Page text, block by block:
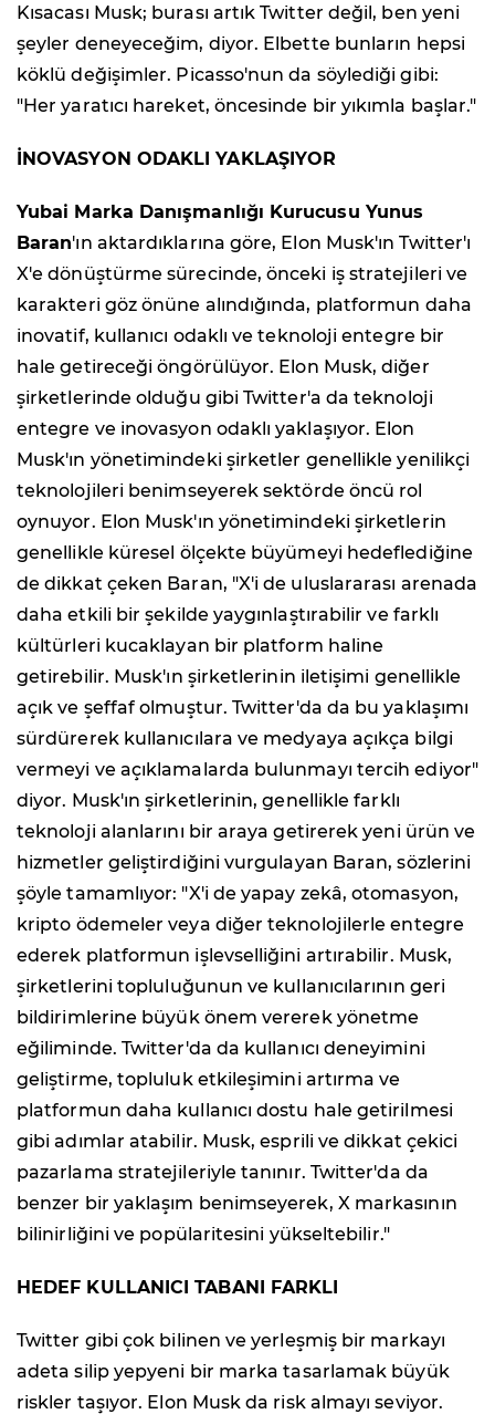
Kısacası Musk; burası artık Twitter değil, ben yeni
şeyler deneyeceğim, diyor. Elbette bunların hepsi
köklü değişimler. Picasso'nun da söylediği gibi:
"Her yaratıcı hareket, öncesinde bir yıkımla başlar."
İNOVASYON ODAKLI YAKLAŞIYOR
Yubai Marka Danışmanlığı Kurucusu Yunus
Baran'ın aktardıklarına göre, Elon Musk'ın Twitter'ı
X'e dönüştürme sürecinde, önceki iş stratejileri ve
karakteri göz önüne alındığında, platformun daha
inovatif, kullanıcı odaklı ve teknoloji entegre bir
hale getireceği öngörülüyor. Elon Musk, diğer
şirketlerinde olduğu gibi Twitter'a da teknoloji
entegre ve inovasyon odaklı yaklaşıyor. Elon
Musk'ın yönetimindeki şirketler genellikle yenilikçi
teknolojileri benimseyerek sektörde öncü rol
oynuyor. Elon Musk'ın yönetimindeki şirketlerin
genellikle küresel ölçekte büyümeyi hedeflediğine
de dikkat çeken Baran, "X'i de uluslararası arenada
daha etkili bir şekilde yaygınlaştırabilir ve farklı
kültürleri kucaklayan bir platform haline
getirebilir. Musk'ın şirketlerinin iletişimi genellikle
açık ve şeffaf olmuştur. Twitter'da da bu yaklaşımı
sürdürerek kullanıcılara ve medyaya açıkça bilgi
vermeyi ve açıklamalarda bulunmayı tercih ediyor"
diyor. Musk'ın şirketlerinin, genellikle farklı
teknoloji alanlarını bir araya getirerek yeni ürün ve
hizmetler geliştirdiğini vurgulayan Baran, sözlerini
şöyle tamamlıyor: "X'i de yapay zekâ, otomasyon,
kripto ödemeler veya diğer teknolojilerle entegre
ederek platformun işlevselliğini artırabilir. Musk,
şirketlerini topluluğunun ve kullanıcılarının geri
bildirimlerine büyük önem vererek yönetme
eğiliminde. Twitter'da da kullanıcı deneyimini
geliştirme, topluluk etkileşimini artırma ve
platformun daha kullanıcı dostu hale getirilmesi
gibi adımlar atabilir. Musk, esprili ve dikkat çekici
pazarlama stratejileriyle tanınır. Twitter'da da
benzer bir yaklaşım benimseyerek, X markasının
bilinirliğini ve popülaritesini yükseltebilir."
HEDEF KULLANICI TABANI FARKLI
Twitter gibi çok bilinen ve yerleşmiş bir markayı
adeta silip yepyeni bir marka tasarlamak büyük
riskler taşıyor. Elon Musk da risk almayı seviyor.